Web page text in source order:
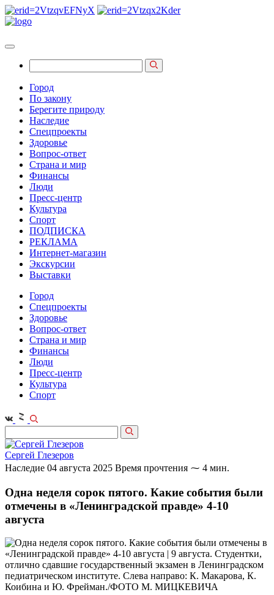
Город
По закону
Берегите природу
Наследие
Спецпроекты
Здоровье
Вопрос-ответ
Страна и мир
Финансы
Люди
Пресс-центр
Культура
Спорт
ПОДПИСКА
РЕКЛАМА
Интернет-магазин
Экскурсии
Выставки
Город
Спецпроекты
Здоровье
Вопрос-ответ
Страна и мир
Финансы
Люди
Пресс-центр
Культура
Спорт
Сергей Глезеров
Наследие 04 августа 2025 Время прочтения ⁓ 4 мин.
Одна неделя сорок пятого. Какие события были
отмечены в «Ленинградской правде» 4-10
августа